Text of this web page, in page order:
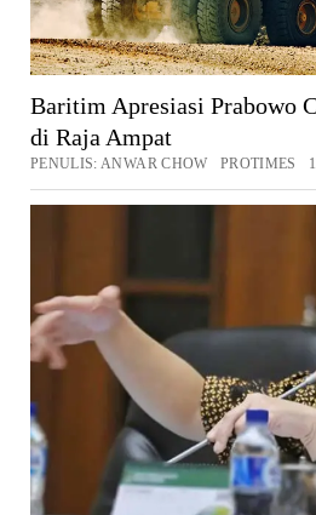
Baritim Apresiasi Prabowo
di Raja Ampat
PENULIS: ANWAR CHOW PROTIMES